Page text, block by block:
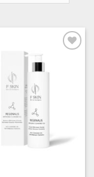
Προσθήκη
Αγαπημένα